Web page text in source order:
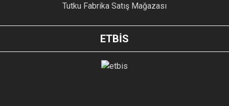
Tutku Fabrika Satış Mağazası
ETBİS